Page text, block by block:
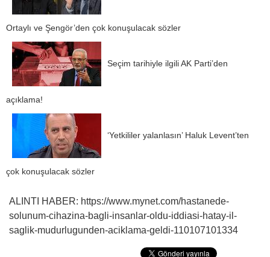
Ortaylı ve Şengör’den çok konuşulacak sözler
Seçim tarihiyle ilgili AK Parti’den
açıklama!
‘Yetkililer yalanlasın’ Haluk Levent’ten
çok konuşulacak sözler
ALINTI HABER: https://www.mynet.com/hastanede-
solunum-cihazina-bagli-insanlar-oldu-iddiasi-hatay-il-
saglik-mudurlugunden-aciklama-geldi-110107101334